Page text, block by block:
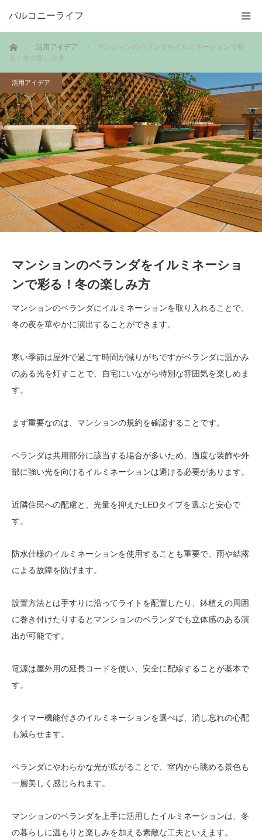
バルコニーライフ
ホーム 活用アイデア
マンションのベランダをイルミネーションで彩
る！冬の楽しみ方
活用アイデア
マンションのベランダをイルミネーショ
ンで彩る！冬の楽しみ方
マンションのベランダにイルミネーションを取り入れることで、
冬の夜を華やかに演出することができます。
寒い季節は屋外で過ごす時間が減りがちですがベランダに温かみ
のある光を灯すことで、自宅にいながら特別な雰囲気を楽しめま
す。
まず重要なのは、マンションの規約を確認することです。
ベランダは共用部分に該当する場合が多いため、過度な装飾や外
部に強い光を向けるイルミネーションは避ける必要があります。
近隣住民への配慮と、光量を抑えたLEDタイプを選ぶと安心で
す。
防水仕様のイルミネーションを使用することも重要で、雨や結露
による故障を防げます。
設置方法とは手すりに沿ってライトを配置したり、鉢植えの周囲
に巻き付けたりするとマンションのベランダでも立体感のある演
出が可能です。
電源は屋外用の延長コードを使い、安全に配線することが基本で
す。
タイマー機能付きのイルミネーションを選べば、消し忘れの心配
も減らせます。
ベランダにやわらかな光が広がることで、室内から眺める景色も
一層美しく感じられます。
マンションのベランダを上手に活用したイルミネーションは、冬
の暮らしに温もりと楽しみを加える素敵な工夫といえます。